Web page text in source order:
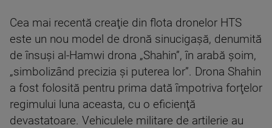
Cea mai recentă creaţie din flota dronelor HTS
este un nou model de dronă sinucigaşă, denumită
de însuşi al-Hamwi drona „Shahin”, în arabă şoim,
„simbolizând precizia şi puterea lor”. Drona Shahin
a fost folosită pentru prima dată împotriva forţelor
regimului luna aceasta, cu o eficienţă
devastatoare. Vehiculele militare de artilerie au